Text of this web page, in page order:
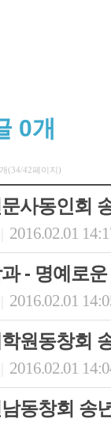
0개
(34/42페이지)
사동인회
2016.02.01
- 명예로
2016.02.01
원동창회
2016.02.01
동창회 송